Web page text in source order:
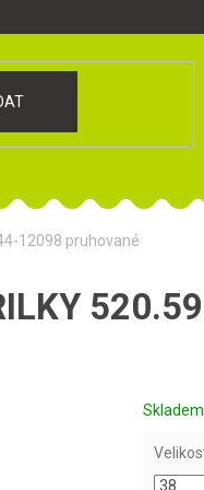
12098 pruhované
Skladem